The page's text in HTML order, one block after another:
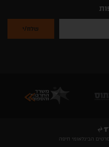
הבינלאומי חיפה